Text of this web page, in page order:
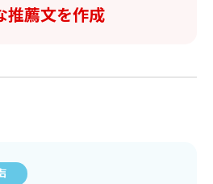
推薦文を作成